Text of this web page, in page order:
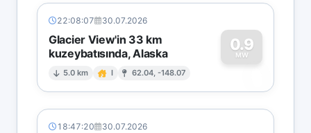
22:08:07 30.07.2026
Glacier View'in 33 km
kuzeybatısında, Alaska
5.0 km I 62.04, -148.07
0.9
MW
0
18:47:20 30.07.2026